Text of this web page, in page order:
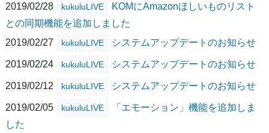
2019/02/28
kukuluLIVE
KOMにAmazonほしいものリスト
との同期機能を追加しました
2019/02/27
kukuluLIVE システムアップデートのお知らせ
2019/02/24 kukuluLIVE システムアップデートのお知らせ
2019/02/12 kukuluLIVE システムアップデートのお知らせ
2019/02/05 kukuluLIVE
「エモーション」機能を追加しま
した